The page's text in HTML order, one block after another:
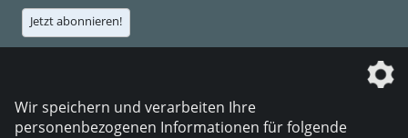
Jetzt abonnieren!
Die DVS Media GmbH ist ein Unternehmen der
Wir speichern und verarbeiten Ihre
personenbezogenen Informationen für folgende